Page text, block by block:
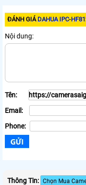
ĐÁNH GIÁ DAHUA IPC-
Nội dung:
Tên:
Email:
Phone:
Thông Tin: Chọn Mua